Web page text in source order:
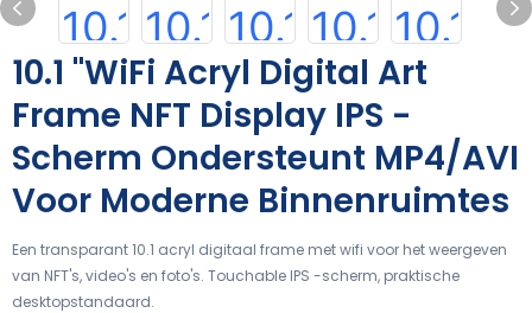
10.1 "WiFi Acryl Digital Art
Frame NFT Display IPS -
Scherm Ondersteunt MP4/AVI
Voor Moderne Binnenruimtes
Een transparant 10.1 acryl digitaal frame met wifi voor het weergeven
van NFT's, video's en foto's. Touchable IPS -scherm, praktische
desktopstandaard.